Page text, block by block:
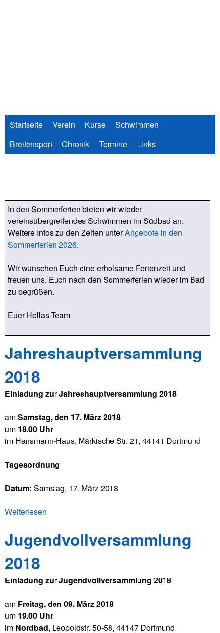
Startseite Verein Kurse
Schwimmen
Breitensport
Chronik Termine Links
In den Sommerferien bieten wir wieder
vereinsübergreifendes Schwimmen im Südbad an.
Weitere Infos zu den Zeiten unterAngebote in den
Sommerferien 2026.
Wir wünschen Euch eine erholsame Ferienzeit und
freuen uns, Euch nach den Sommerferien wieder im Bad
zu begrüßen.
Euer Hellas-Team
Jahreshauptversammlung
2018
Einladung zur Jahreshauptversammlung 2018
amSamstag, den 17. März 2018
um 18.00 Uhr
im Hansmann-Haus, Märkische Str. 21, 44141 Dortmund
Tagesordnung
Datum: Samstag, 17. März 2018
Weiterlesen
e
r
h
e
s
h
Jugendvollversammlung
2018
Einladung zur Jugendvollversammlung 2018
am Freitag, den 09. März 2018
um 19.00 Uhr
im Nordbad, Leopoldstr. 50-58, 44147 Dortmund